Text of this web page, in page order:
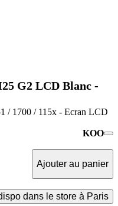
G2 LCD Blanc -
/ 1700 / 115x - Ecran LCD
KOO
Ajouter au panier
dans le store à Paris